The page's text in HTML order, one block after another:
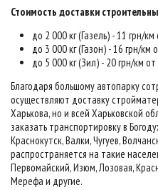
Стоимость доставки
до 2 000 кг (Газель) - 11 грн/
до 3 000 кг (Газон) - 16 грн/км
до 5 000 кг (Зил) - 20 грн/км
Благодаря большому автопарку
осуществляют доставку
Харькова, но и всей Харьковской
заказать транспортировку в
Краснокутск, Валки, Чугуев,
распространяется на такие
Первомайский, Изюм, Лозовая,
Мерефа и другие.